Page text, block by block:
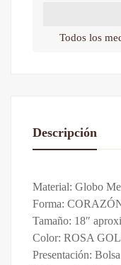
Todos los
Descripción
Material: Globo
Forma:
Tamaño: 18″
Color: ROSA
Presentación: Bolsa
Paquete
1
De La
Escribe una